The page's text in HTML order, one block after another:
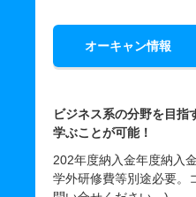
オーキャン情報
ビジネス系の分野を目指
学ぶことが可能！
202年度納入金年度納入
学外研修費等別途必要。